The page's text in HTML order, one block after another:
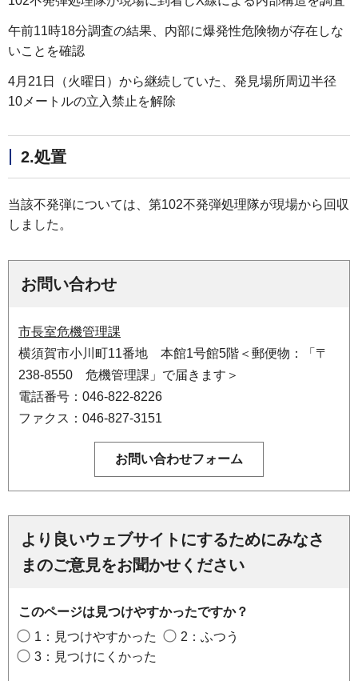
午前11時18分調査の結果、内部に爆発性危険物が存在しな
いことを確認
4月21日（火曜日）から継続していた、発見場所周辺半径
10メートルの立入禁止を解除
2.処置
当該不発弾については、第102不発弾処理隊が現場から回収
しました。
お問い合わせ
市長室危機管理課
横須賀市小川町11番地 本館1号館5階＜郵便物：「〒
238-8550 危機管理課」で届きます＞
電話番号：046-822-8226
ファクス：046-827-3151
より良いウェブサイトにするためにみなさ
まのご意見をお聞かせください
このページは見つけやすかったですか？
1：見つけやすかった
2：ふつう
3：見つけにくかった